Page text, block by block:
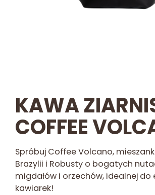
KAWA
COFFEE
Spróbuj Coffee Volcano,
Brazylii i Robusty o bogatych
migdałów i orzechów, idealnej do
kawiarek!